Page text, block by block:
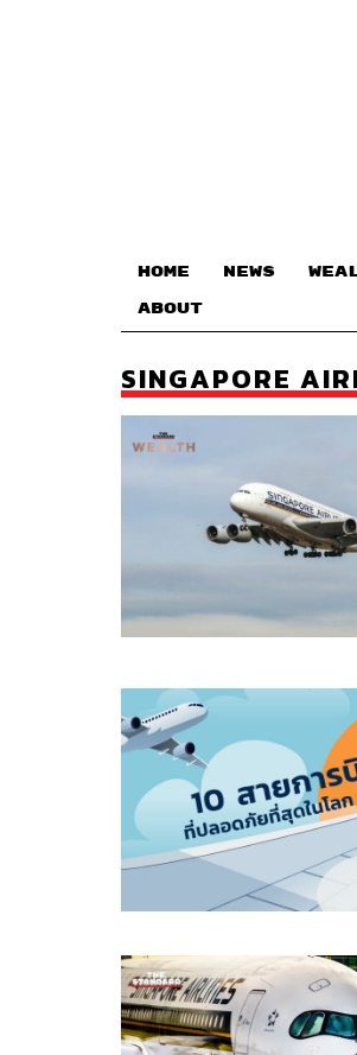
HOME NEWS
ABOUT
SINGAPORE